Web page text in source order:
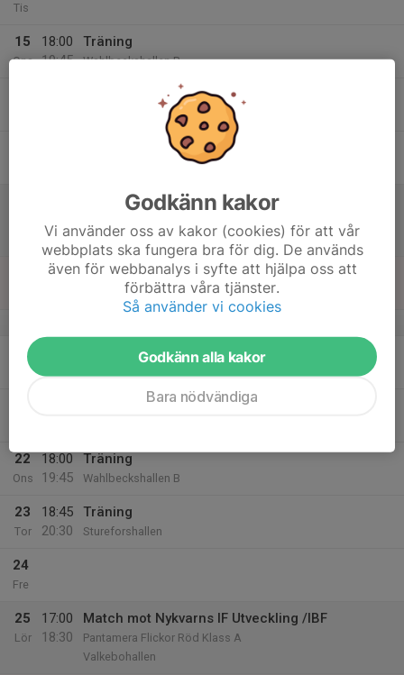
Tis
15
Ons
18:00
19:45
Träning
Wahlbeckshallen B
Match mot Telge SIBK
Västergård Arena A
20
Mån
22
Ons
18:00
19:45
Träning
Wahlbeckshallen B
23
Tor
18:45
20:30
Träning
Stureforshallen
24
Fre
25
Lör
17:00
18:30
Match mot Nykvarns IF Utveckling /IBF
Pantamera Flickor Röd Klass A
Valkebohallen
Godkänn kakor
Vi använder oss av kakor (cookies) för att vår
webbplats ska fungera bra för dig. De används
även för webbanalys i syfte att hjälpa oss att
förbättra våra tjänster.
Så använder vi cookies
Godkänn alla kakor
Bara nödvändiga